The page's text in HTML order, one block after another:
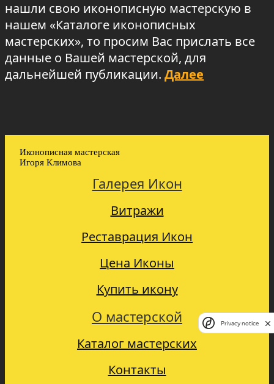
нашли свою иконописную мастерскую в
нашем «Каталоге иконописных
мастерских», то просим Вас прислать все
данные о Вашей мастерской, для
дальнейшей публикации. Далее
Иконописная мастерская
Игоря Климова
Галерея Икон
Витражи
Реставрация Икон
Цена Иконы
Купить икону
О мастерской
Каталог мастерских
Контакты
Privacy notice